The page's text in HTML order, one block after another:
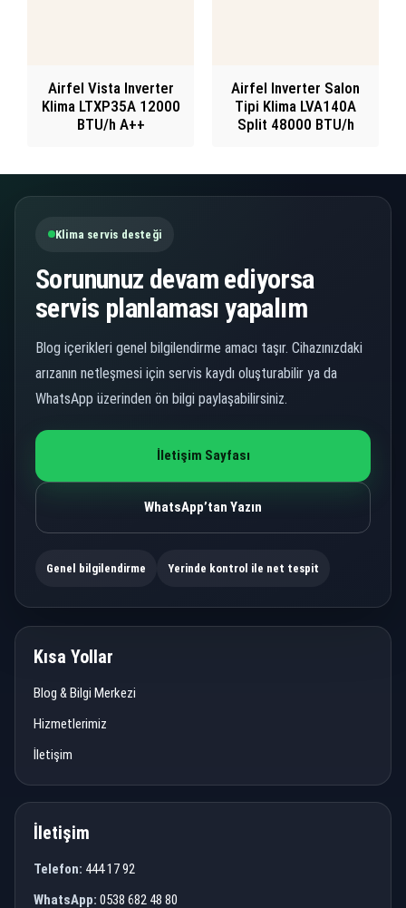
Airfel Vista Inverter
Klima LTXP35A 12000
BTU/h A++
Airfel Inverter Salon
Tipi Klima LVA140A
Split 48000 BTU/h
Klima servis desteği
Sorununuz devam ediyorsa
servis planlaması yapalım
Blog içerikleri genel bilgilendirme amacı taşır. Cihazınızdaki
arızanın netleşmesi için servis kaydı oluşturabilir ya da
WhatsApp üzerinden ön bilgi paylaşabilirsiniz.
İletişim Sayfası
WhatsApp’tan Yazın
Genel bilgilendirme Yerinde kontrol ile net tespit
Kısa Yollar
Blog & Bilgi Merkezi
Hizmetlerimiz
İletişim
İletişim
Telefon: 444 17 92
WhatsApp: 0538 682 48 80